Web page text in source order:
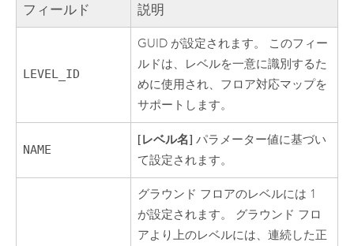
フィールド 説明
LEVEL_ID
GUID が設定されます。 このフィー
ルドは、レベルを一意に識別するた
めに使用され、フロア対応マップを
サポートします。
NAME
[レベル名] パラメーター値に基づい
て設定されます。
グラウンド フロアのレベルには 1
が設定されます。 グラウンド フロ
アより上のレベルには、連続した正